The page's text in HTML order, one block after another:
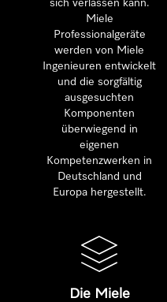
sich verlassen kann.
Miele
Professionalgeräte
werden von Miele
Ingenieuren entwickelt
und die sorgfältig
ausgesuchten
Komponenten
überwiegend in
eigenen
Kompetenzwerken in
Deutschland und
Europa hergestellt.
Die Miele